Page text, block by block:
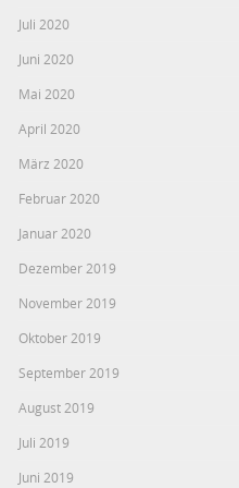
Juli 2020
Juni 2020
Mai 2020
April 2020
März 2020
Februar 2020
Januar 2020
Dezember 2019
November 2019
Oktober 2019
September 2019
August 2019
Juli 2019
Juni 2019